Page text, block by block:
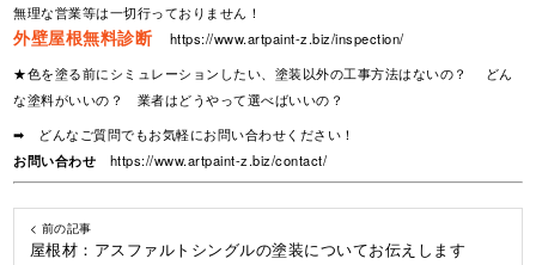
無理な営業等は一切行っておりません！
外壁屋根無料診断
https://www.artpaint-z.biz/inspection/
★色を塗る前にシミュレーションしたい、塗装以外の工事方法はないの？ どん
な塗料がいいの？ 業者はどうやって選べばいいの？
➡ どんなご質問でもお気軽にお問い合わせください！
お問い合わせ
https://www.artpaint-z.biz/contact/
< 前の記事
屋根材：アスファルトシングルの塗装についてお伝えします